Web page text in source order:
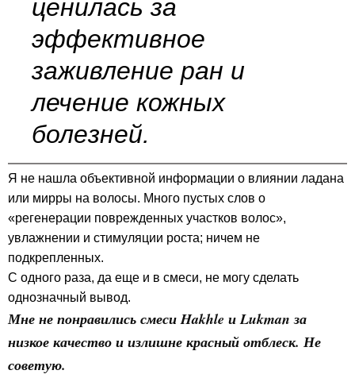
ценилась за
эффективное
заживление ран и
лечение кожных
болезней.
Я не нашла объективной информации о влиянии ладана
или мирры на волосы. Много пустых слов о
«регенерации поврежденных участков волос»,
увлажнении и стимуляции роста; ничем не
подкрепленных.
С одного раза, да еще и в смеси, не могу сделать
однозначный вывод.
Мне не понравились смеси Hakhle и Lukman за
низкое качество и излишне красный отблеск. Не
советую.